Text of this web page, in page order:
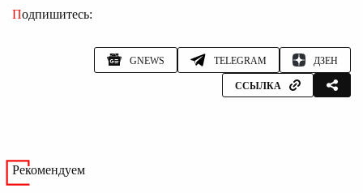
Подпишитесь:
GNEWS TELEGRAM ДЗЕН
ССЫЛКА
Рекомендуем